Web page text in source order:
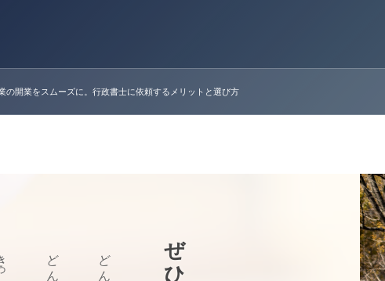
の開業をスムーズに。行政書士に依頼するメリットと選び方